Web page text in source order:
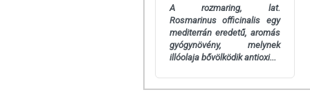
pl. Phenoxyethanol, parabén
Eredeti, megbízható
elérhető áron
A bőrtápláló eszencia
atópiától és dermatitistől, A
A rozmaring, lat.
Rosmarinus officinalis egy
mediterrán eredetű, aromás
gyógynövény, melynek
illóolaja bővölködik antioxi...